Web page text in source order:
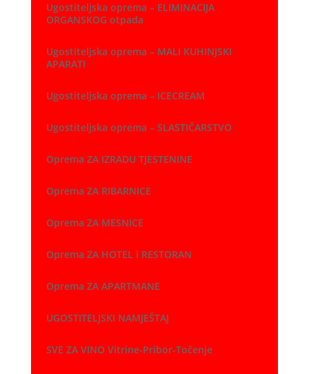
Ugostiteljska oprema – ELIMINACIJA
ORGANSKOG otpada
Ugostiteljska oprema – MALI KUHINJSKI
APARATI
Ugostiteljska oprema – ICECREAM
Ugostiteljska oprema – SLASTIČARSTVO
Oprema ZA IZRADU TJESTENINE
Oprema ZA RIBARNICE
Oprema ZA MESNICE
Oprema ZA HOTEL i RESTORAN
Oprema ZA APARTMANE
UGOSTITELJSKI NAMJEŠTAJ
SVE ZA VINO Vitrine-Pribor-Točenje